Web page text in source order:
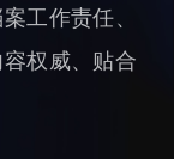
工作责任、
权威、贴合